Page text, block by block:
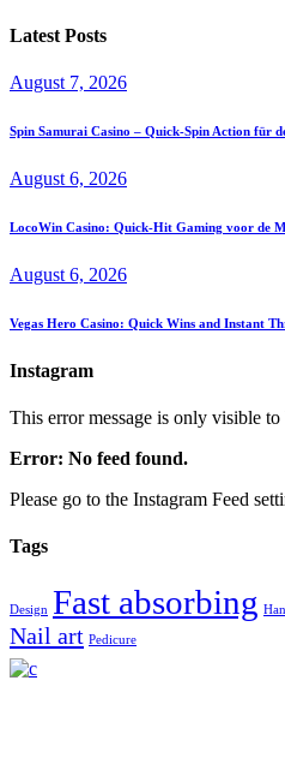
Latest Posts
August 7, 2026
Spin Samurai Casino – Quick‑Spin Action für
August 6, 2026
LocoWin Casino: Quick‑Hit Gaming voor de
August 6, 2026
Vegas Hero Casino: Quick Wins and Instant
Instagram
This error message is only visible to
Error: No feed found.
Please go to the Instagram Feed
Tags
Design Fast absorbing
Nail art Pedicure